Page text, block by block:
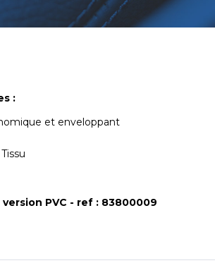
:
et enveloppant
version PVC - ref : 83800009